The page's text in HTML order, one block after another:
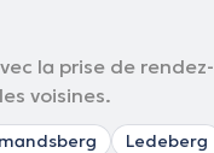
la prise de rendez-
voisines.
Ledeberg